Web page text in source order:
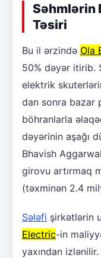
Səhmlərin
Təsiri
Bu il ərzində Ola
50% dəyər itirib.
elektrik
dan sonra bazar
böhranlarla
dəyərinin aşağı
Bhavish
girovu artırmaq
(təxminən 2.4
Sələfi şirkətlərin
Electric-in
yaxından